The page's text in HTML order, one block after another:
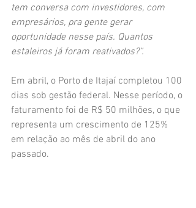
tem conversa com investidores, com
empresários, pra gente gerar
oportunidade nesse país. Quantos
estaleiros já foram reativados?”.
Em abril, o Porto de Itajaí completou 100
dias sob gestão federal. Nesse período, o
faturamento foi de R$ 50 milhões, o que
representa um crescimento de 125%
em relação ao mês de abril do ano
passado.